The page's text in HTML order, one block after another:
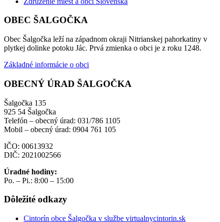
OBEC ŠALGOČKA
Obec Šalgočka leží na západnom okraji Nitrianskej pahorkatiny v
plytkej dolinke potoku Jác. Prvá zmienka o obci je z roku 1248.
Základné informácie o obci
OBECNÝ ÚRAD ŠALGOČKA
Šalgočka 135
925 54 Šalgočka
Telefón – obecný úrad: 031/786 1105
Mobil – obecný úrad: 0904 761 105
IČO: 00613932
DIČ: 2021002566
Úradné hodiny:
Po. – Pi.: 8:00 – 15:00
Dôležité odkazy
Cintorín obce Šalgočka v službe virtualnycintorin.sk